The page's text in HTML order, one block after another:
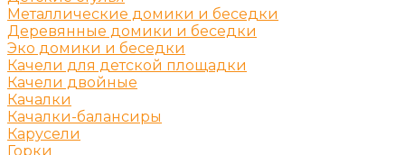
Металлические домики и беседки
Деревянные домики и беседки
Эко домики и беседки
Качели для детской площадки
Качели двойные
Качалки
Качалки-балансиры
Карусели
Горки